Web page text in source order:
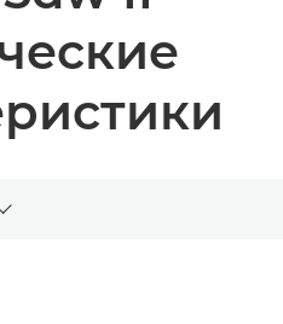
Многофункциональные принтеры - Принтеры «Все в одном»
Toggle breadcrumbs